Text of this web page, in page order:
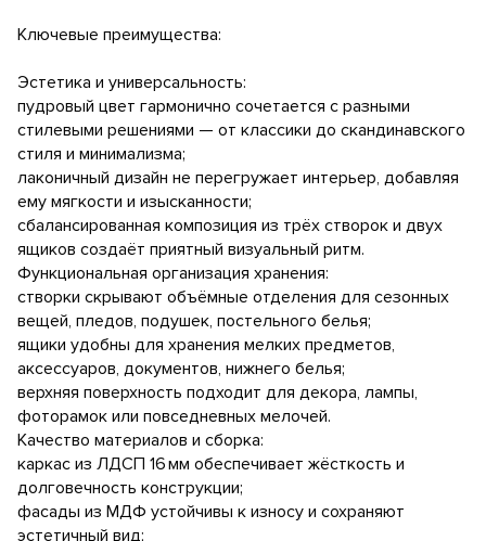
Ключевые преимущества:
Эстетика и универсальность:
пудровый цвет гармонично сочетается с разными
стилевыми решениями — от классики до скандинавского
стиля и минимализма;
лаконичный дизайн не перегружает интерьер, добавляя
ему мягкости и изысканности;
сбалансированная композиция из трёх створок и двух
ящиков создаёт приятный визуальный ритм.
Функциональная организация хранения:
створки скрывают объёмные отделения для сезонных
вещей, пледов, подушек, постельного белья;
ящики удобны для хранения мелких предметов,
аксессуаров, документов, нижнего белья;
верхняя поверхность подходит для декора, лампы,
фоторамок или повседневных мелочей.
Качество материалов и сборка:
каркас из ЛДСП 16 мм обеспечивает жёсткость и
долговечность конструкции;
фасады из МДФ устойчивы к износу и сохраняют
эстетичный вид;